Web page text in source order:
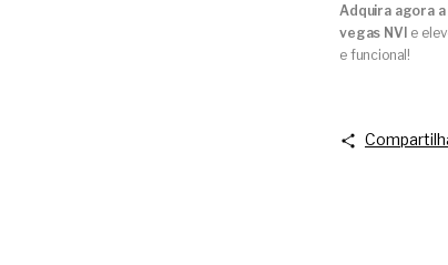
Adquira agora
vegas NVI e
e funcional!